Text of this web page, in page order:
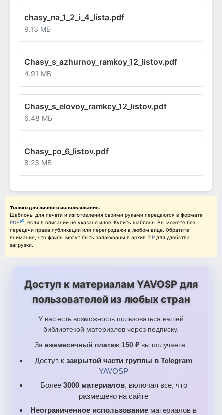
chasy_na_1_2_i_4_lista.pdf
9.13 МБ
Chasy_s_azhurnoy_ramkoy_12_listov.pdf
4.91 МБ
Chasy_s_elovoy_ramkoy_12_listov.pdf
6.48 МБ
Chasy_po_6_listov.pdf
8.23 МБ
Только для личного использования.
Шаблоны для печати и изготовления своими руками передаются в формате
PDF
, если в описании не указано иное. Купить шаблоны Вы можете без
передачи права публикации или перепродажи в любом виде. Обратите
внимание, что файлы могут быть запакованы в архив ZIP для удобства
загрузки.
Доступ к материалам YAVOSP для
пользователей из любых стран
У вас есть возможность пользоваться нашей
библиотекой материалов через подписку.
За ежемесячный платеж 150 ₽ вы получаете:
Доступ к закрытой части группы в Telegram
YAVOSP
Более 3000 материалов, включая все, что
размещено на сайте
Неограниченное использование материалов в